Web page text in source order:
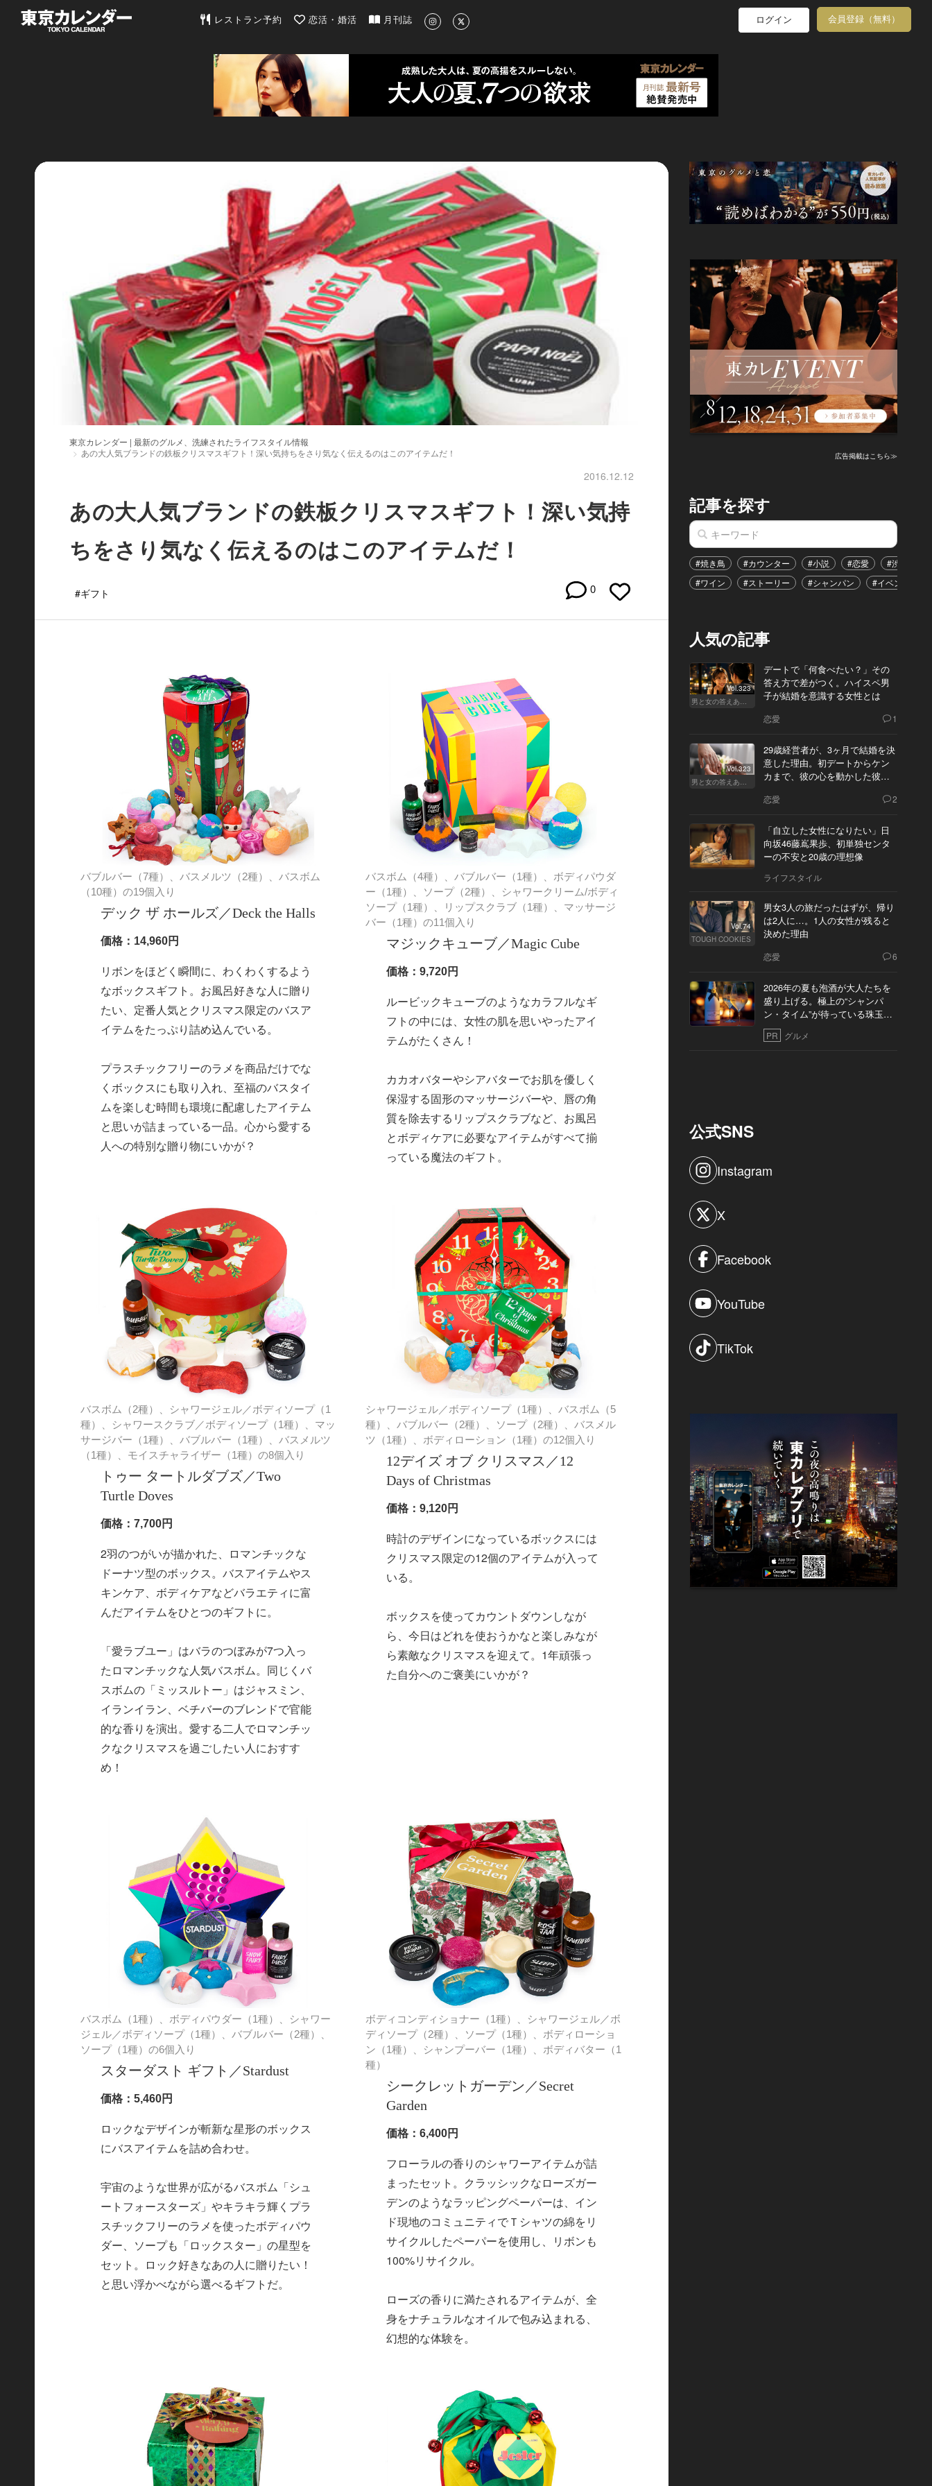
東京カレンダー | 最新のグルメ、洗練されたライフスタイル情報
レストラン予約 恋活・婚活 月刊誌 ログイン 会員登録（無料）
東京カレンダー | 最新のグルメ、洗練されたライフスタイル情報
あの大人気ブランドの鉄板クリスマスギフト！深い気持ちをさり気なく伝えるのはこのアイテムだ！
2016.12.12
あの大人気ブランドの鉄板クリスマスギフト！深い気持
ちをさり気なく伝えるのはこのアイテムだ！
#ギフト 0
バブルバー（7種）、バスメルツ（2種）、バスボム
（10種）の19個入り
デック ザ ホールズ／Deck the Halls
価格：14,960円
リボンをほどく瞬間に、わくわくするよう
なボックスギフト。お風呂好きな人に贈り
たい、定番人気とクリスマス限定のバスア
イテムをたっぷり詰め込んでいる。
プラスチックフリーのラメを商品だけでな
くボックスにも取り入れ、至福のバスタイ
ムを楽しむ時間も環境に配慮したアイテム
と思いが詰まっている一品。心から愛する
人への特別な贈り物にいかが？
バスボム（4種）、バブルバー（1種）、ボディパウダ
ー（1種）、ソープ（2種）、シャワークリーム/ボディ
ソープ（1種）、リップスクラブ（1種）、マッサージ
バー（1種）の11個入り
マジックキューブ／Magic Cube
価格：9,720円
ルービックキューブのようなカラフルなギ
フトの中には、女性の肌を思いやったアイ
テムがたくさん！
カカオバターやシアバターでお肌を優しく
保湿する固形のマッサージバーや、唇の角
質を除去するリップスクラブなど、お風呂
とボディケアに必要なアイテムがすべて揃
っている魔法のギフト。
バスボム（2種）、シャワージェル／ボディソープ（1
種）、シャワースクラブ／ボディソープ（1種）、マッ
サージバー（1種）、バブルバー（1種）、バスメルツ
（1種）、モイスチャライザー（1種）の8個入り
トゥー タートルダブズ／Two
Turtle Doves
価格：7,700円
2羽のつがいが描かれた、ロマンチックな
ドーナツ型のボックス。バスアイテムやス
キンケア、ボディケアなどバラエティに富
んだアイテムをひとつのギフトに。
「愛ラブユー」はバラのつぼみが7つ入っ
たロマンチックな人気バスボム。同じくバ
スボムの「ミッスルトー」はジャスミン、
イランイラン、ベチバーのブレンドで官能
的な香りを演出。愛する二人でロマンチッ
クなクリスマスを過ごしたい人におすす
め！
シャワージェル／ボディソープ（1種）、バスボム（5
種）、バブルバー（2種）、ソープ（2種）、バスメル
ツ（1種）、ボディローション（1種）の12個入り
12デイズ オブ クリスマス／12
Days of Christmas
価格：9,120円
時計のデザインになっているボックスには
クリスマス限定の12個のアイテムが入って
いる。
ボックスを使ってカウントダウンしなが
ら、今日はどれを使おうかなと楽しみなが
ら素敵なクリスマスを迎えて。1年頑張っ
た自分へのご褒美にいかが？
バスボム（1種）、ボディパウダー（1種）、シャワー
ジェル／ボディソープ（1種）、バブルバー（2種）、
ソープ（1種）の6個入り
スターダスト ギフト／Stardust
価格：5,460円
ロックなデザインが斬新な星形のボックス
にバスアイテムを詰め合わせ。
宇宙のような世界が広がるバスボム「シュ
ートフォースターズ」やキラキラ輝くプラ
スチックフリーのラメを使ったボディパウ
ダー、ソープも「ロックスター」の星型を
セット。ロック好きなあの人に贈りたい！
と思い浮かべながら選べるギフトだ。
ボディコンディショナー（1種）、シャワージェル／ボ
ディソープ（2種）、ソープ（1種）、ボディローショ
ン（1種）、シャンプーバー（1種）、ボディバター（1
種）
シークレットガーデン／Secret
Garden
価格：6,400円
フローラルの香りのシャワーアイテムが詰
まったセット。クラッシックなローズガー
デンのようなラッピングペーパーは、イン
ド現地のコミュニティでＴシャツの綿をリ
サイクルしたペーパーを使用し、リボンも
100%リサイクル。
ローズの香りに満たされるアイテムが、全
身をナチュラルなオイルで包み込まれる、
幻想的な体験を。
広告掲載はこちら≫
記事を探す
#焼き鳥 #カウンター #小説 #恋愛
#渋谷区
#ワイン
#ストーリー #シャンパン #イベント
人気の記事
Vol.323
男と女の答えあわせ【A】
デートで「何食べたい？」その
答え方で差がつく。ハイスペ男
子が結婚を意識する女性とは
恋愛 1
Vol.323
男と女の答えあわせ【Q】
29歳経営者が、3ヶ月で結婚を決
意した理由。初デートからケン
カまで、彼の心を動かした彼女
恋愛 2
「自立した女性になりたい」日
向坂46藤嶌果歩、初単独センタ
ーの不安と20歳の理想像
ライフスタイル
Vol.74
TOUGH COOKIES
男女3人の旅だったはずが、帰り
は2人に…。1人の女性が残ると
決めた理由
恋愛 6
2026年の夏も泡酒が大人たちを
盛り上げる。極上の“シャンパ
ン・タイム”が待っている珠玉の
10軒
PR グルメ
公式SNS
Instagram
X
Facebook
YouTube
TikTok